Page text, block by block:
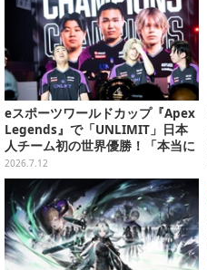
eスポーツワールドカップ『Apex
Legends』で「UNLIMIT」日本
人チーム初の世界優勝！「本当に
夢みたい」…ZETA DIVISIONとの
一騎打ちを制す
2026.7.12